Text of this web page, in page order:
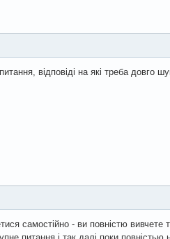
відповіді на які треба довго
самостійно - ви повністю